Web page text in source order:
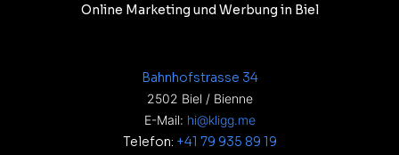
Online Marketing und Werbung in Biel
Bahnhofstrasse 34
2502 Biel / Bienne
E-Mail: hi@kligg.me
Telefon: +41 79 935 89 19